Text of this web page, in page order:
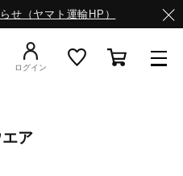
せ（ヤマト運輸HP）
ログイン
ア